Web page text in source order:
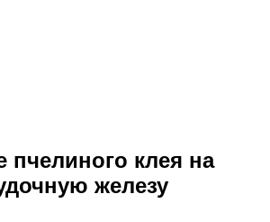
пчелиного клея на
железу